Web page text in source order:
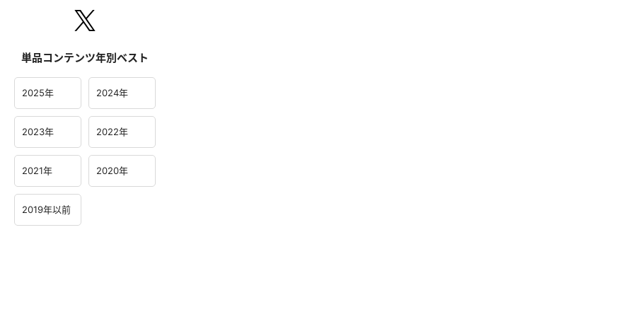
単品コンテンツ年別ベスト
2025年 2024年
2023年 2022年
2021年 2020年
2019年以前